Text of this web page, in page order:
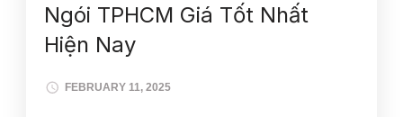
Ngói TPHCM Giá Tốt Nhất
Hiện Nay
FEBRUARY 11, 2025